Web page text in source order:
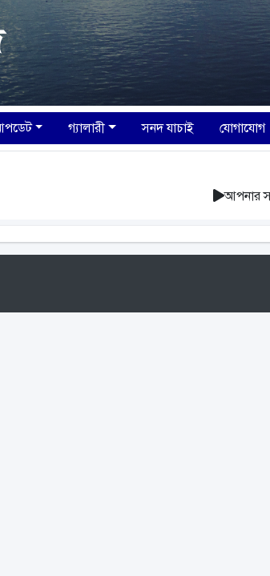
গ্যালারী সনদ যাচাই যোগাযোগ
আপনার সন্তানকে